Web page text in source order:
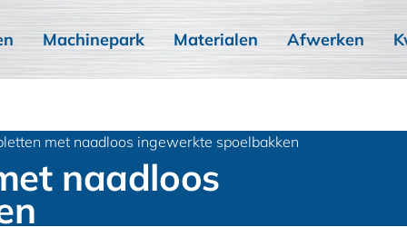
Machinepark Materialen Afwerken
met naadloos ingewerkte spoelbakken
naadloos